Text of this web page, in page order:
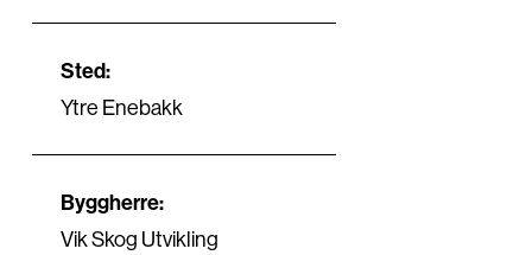
Sted:
Ytre Enebakk
Byggherre:
Vik Skog Utvikling